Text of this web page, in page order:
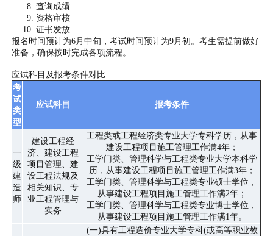
查询成绩
资格审核
证书发放
报名时间预计为6月中旬，考试时间预计为9月初。考生需提前做好
准备，确保按时完成各项流程。
应试科目及报考条件对比
考
试
类
型
应试科目 报考条件
一
级
建
造
师
建设工程经
济、建设工程
项目管理、建
设工程法规及
相关知识、专
业工程管理与
实务
工程类或工程经济类专业大学专科学历，从事
建设工程项目施工管理工作满4年；
工学门类、管理科学与工程类专业大学本科学
历，从事建设工程项目施工管理工作满3年；
工学门类、管理科学与工程类专业硕士学位，
从事建设工程项目施工管理工作满2年；
工学门类、管理科学与工程类专业博士学位，
从事建设工程项目施工管理工作满1年。
(一)具有工程造价专业大学专科(或高等职业教